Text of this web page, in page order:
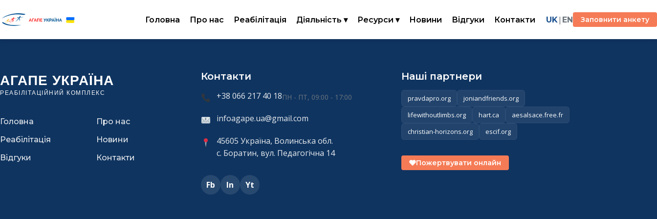
Головна Про нас Реабілітація Діяльність ▾ Ресурси ▾ Новини Відгуки Контакти UK | EN Заповнити анкету
Головна
Про нас
Реабілітація
Новини
Відгуки
Контакти
Контакти
+38 066 217 40 18ПН - ПТ, 09:00 - 17:00
infoagape.ua@gmail.com
45605 Україна, Волинська обл.
с. Боратин, вул. Педагогічна 14
Fb In Yt
Наші партнери
pravdapro.org
joniandfriends.org
lifewithoutlimbs.org
hart.ca
aesalsace.free.fr
christian-horizons.org
escif.org
Пожертвувати онлайн